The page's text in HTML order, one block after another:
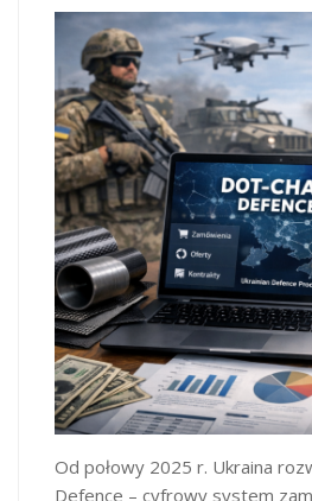
Od połowy 2025 r. Ukraina
Defence – cyfrowy system